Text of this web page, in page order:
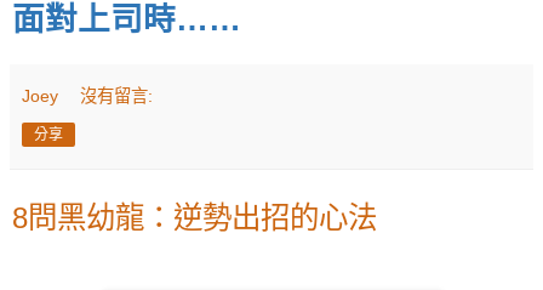
面對上司時……
Joey 沒有留言:
分享
8問黑幼龍：逆勢出招的心法